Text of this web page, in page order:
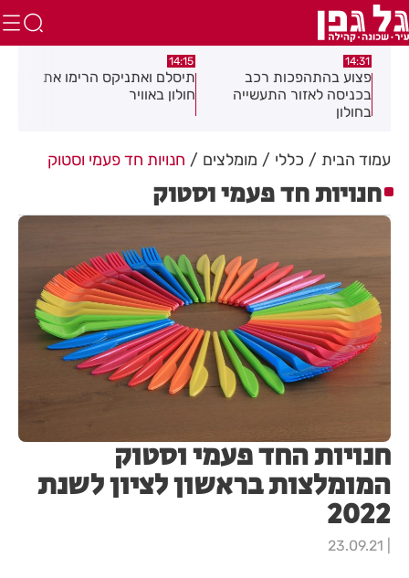
14:31
פצוע בהתהפכות רכב
בכניסה לאזור התעשייה
בחולון
14:15
תיסלם ואתניקס הרימו את
חולון באוויר
עמוד הבית כללי מומלצים חנויות חד פעמי וסטוק
חנויות חד פעמי וסטוק
חנויות החד פעמי וסטוק
המומלצות בראשון לציון לשנת
2022
23.09.21